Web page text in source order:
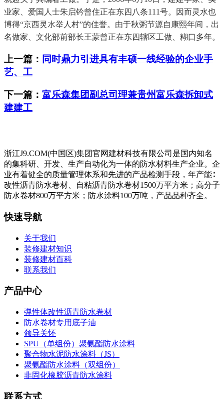
业家、爱国人士朱启钤曾住正在东四八条111号。因而灵水也
博得“京西灵水举人村”的佳誉。由于秋粥节源自康熙年间，出
名做家、文化部前部长王蒙曾正在东四辖区工做、糊口多年。
上一篇： 同时鼎力引进具有丰硕一线经验的企业手
艺、工
下一篇： 富乐森集团副总司理兼贵州富乐森拆卸式
建建工
浙江J9.COM(中国区)集团官网建材科技有限公司是国内知名
的集科研、开发、生产自动化为一体的防水材料生产企业。企
业有着健全的质量管理体系和先进的产品检测手段，年产能∶
改性沥青防水卷材、自粘沥青防水卷材1500万平方米；高分子
防水卷材800万平方米；防水涂料100万吨，产品品种齐全。
快速导航
关于我们
装修建材知识
装修建材百科
联系我们
产品中心
弹性体改性沥青防水卷材
防水卷材专用底子油
领导关怀
SPU（单组份）聚氨酯防水涂料
聚合物水泥防水涂料（JS）
聚氨酯防水涂料（双组份）
非固化橡胶沥青防水涂料
联系方式